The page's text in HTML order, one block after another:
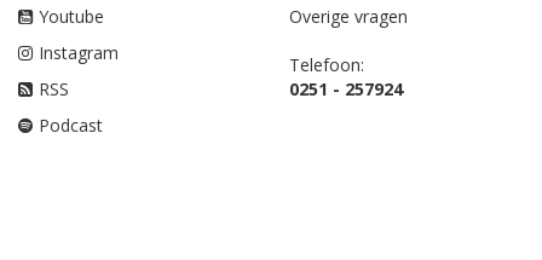
Youtube
Instagram
RSS
Podcast
Overige vragen
Telefoon:
0251 - 257924